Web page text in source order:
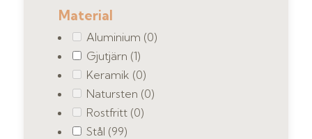
Material
Aluminium (0)
Gjutjärn (1)
Keramik (0)
Natursten (0)
Rostfritt (0)
Stål (99)